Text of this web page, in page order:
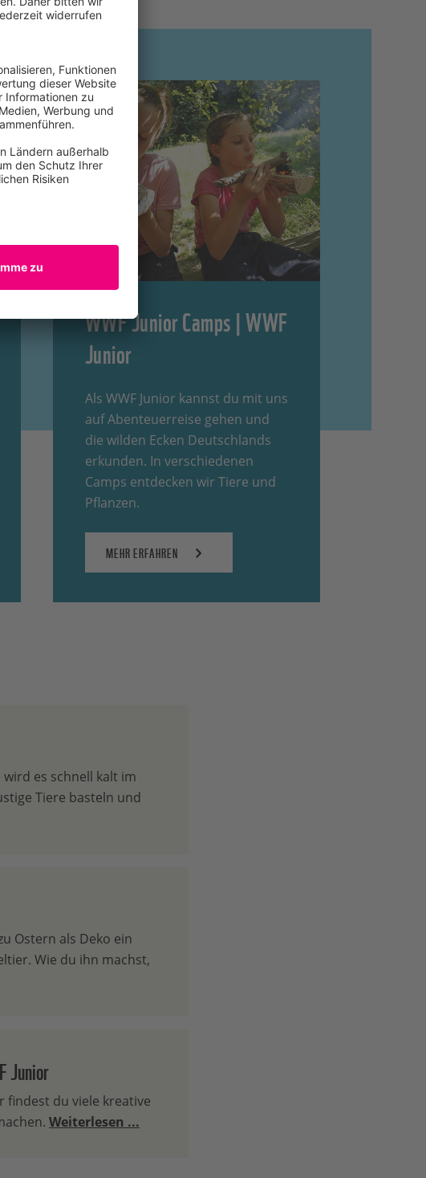
WWF Junior Camps | WWF
Junior
Als WWF Junior kannst du mit uns
auf Abenteuerreise gehen und
die wilden Ecken Deutschlands
erkunden. In verschiedenen
Camps entdecken wir Tiere und
Pflanzen.
MEHR ERFAHREN
es schnell kalt im
Tiere basteln und
Ostern als Deko ein
Wie du ihn machst,
Junior
findest du viele kreative
Weiterlesen ...